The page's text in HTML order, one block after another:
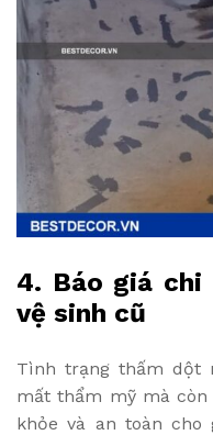
4. Báo giá chi
vệ sinh cũ
Tình trạng thấm dột
mất thẩm mỹ mà
khỏe và an toàn cho